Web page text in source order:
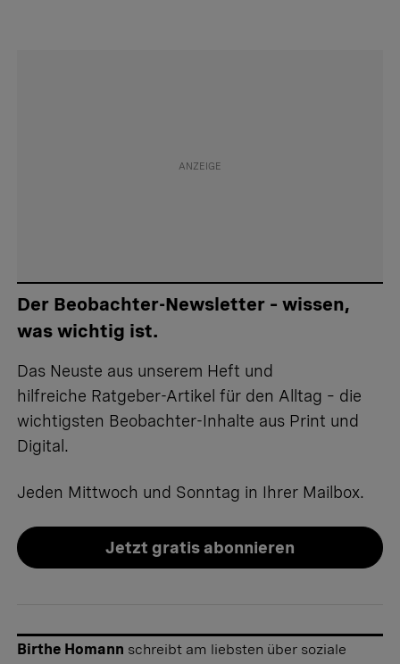
Der Beobachter-Newsletter – wissen,
was wichtig ist.
Das Neuste aus unserem Heft und
hilfreiche Ratgeber-Artikel für den Alltag – die
wichtigsten Beobachter-Inhalte aus Print und
Digital.
Jeden Mittwoch und Sonntag in Ihrer Mailbox.
Jetzt gratis abonnieren
Birthe Homann schreibt am liebsten über soziale